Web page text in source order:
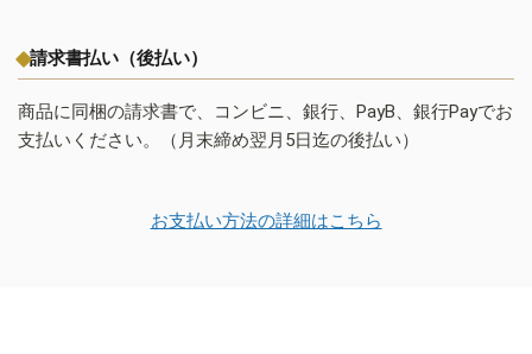
請求書払い（後払い）
商品に同梱の請求書で、コンビニ、銀行、PayB、銀行Payでお
支払いください。（月末締め翌月5日迄の後払い）
お支払い方法の詳細はこちら